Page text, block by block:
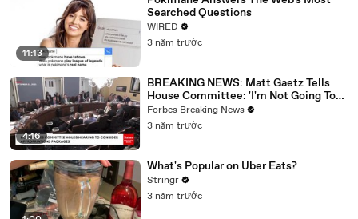
11:13
Searched Questions
WIRED
3 năm trước
4:16
BREAKING NEWS: Matt Gaetz Tells
House Committee: 'I'm Not Going To
Vote For A Continuing Resolution'
Forbes Breaking News
3 năm trước
What's Popular on Uber Eats?
Stringr
3 năm trước